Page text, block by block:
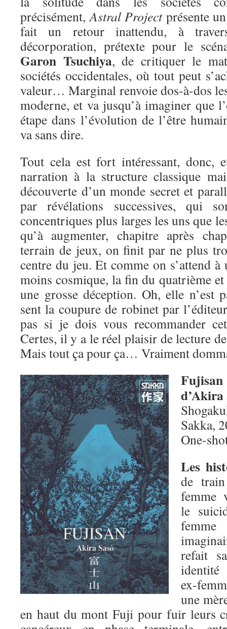
précisément,Astral Projectprésente
fait un retour inattendu, à
décorporation, prétexte pour le
Garon Tsuchiya, de critiquer le
sociétés occidentales, où tout peut
valeur… Marginal renvoie dos-à-dos
moderne, et va jusqu’à imaginer que
étape dans l’évolution de l’être
va sans dire.
Tout cela est fort intéressant, donc,
narration à la structure classique
découverte d’un monde secret et
par révélations successives, qui
concentriques plus larges les uns que
qu’à augmenter, chapitre après
terrain de jeux, on finit par ne plus
centre du jeu. Et comme on s’attend
moins cosmique, la fin du quatrième
une grosse déception. Oh, elle n’est
sent la coupure de robinet par
pas si je dois vous recommander
Certes, il y a le réel plaisir de lecture
Mais tout ça pour ça… Vraiment
Fujisan
d’Akira
Sakka,
One-
Les
de
femme
le
refait
identité
ex-
une
en haut du mont Fuji pour fuir leurs